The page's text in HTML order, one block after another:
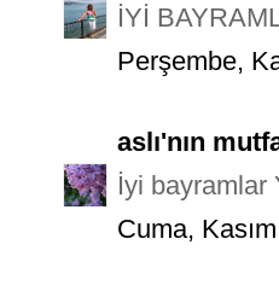
İYİ
Perşembe,
aslı'nın
İyi bayramlar
Cuma,